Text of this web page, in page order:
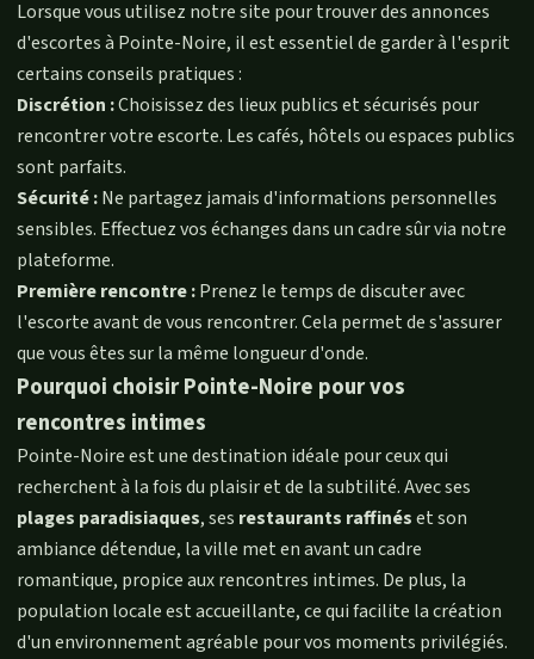
Lorsque vous utilisez notre site pour trouver des annonces
d'escortes à Pointe-Noire, il est essentiel de garder à l'esprit
certains conseils pratiques :
Discrétion :Choisissez des lieux publics et sécurisés pour
rencontrer votre escorte. Les cafés, hôtels ou espaces publics
sont parfaits.
Sécurité :Ne partagez jamais d'informations personnelles
sensibles. Effectuez vos échanges dans un cadre sûr via notre
plateforme.
Première rencontre :Prenez le temps de discuter avec
l'escorte avant de vous rencontrer. Cela permet de s'assurer
que vous êtes sur la même longueur d'onde.
Pourquoi choisir Pointe-Noire pour vos
rencontres intimes
Pointe-Noire est une destination idéale pour ceux qui
recherchent à la fois du plaisir et de la subtilité. Avec ses
plages paradisiaques, ses restaurants raffinéset son
ambiance détendue, la ville met en avant un cadre
romantique, propice aux rencontres intimes. De plus, la
population locale est accueillante, ce qui facilite la création
d'un environnement agréable pour vos moments privilégiés.